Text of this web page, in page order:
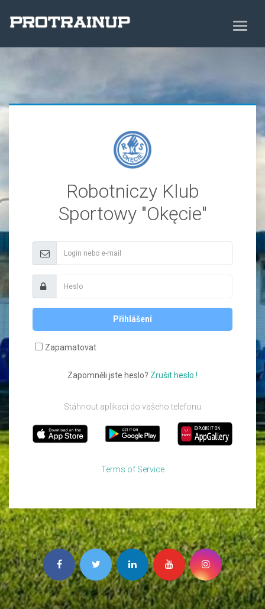
Robotniczy Klub
Sportowy "Okęcie"
Přihlášení
Zapamatovat
Zapomněli jste heslo? Zrušit heslo !
Stáhnout aplikaci do vašeho telefonu
Terms of Service